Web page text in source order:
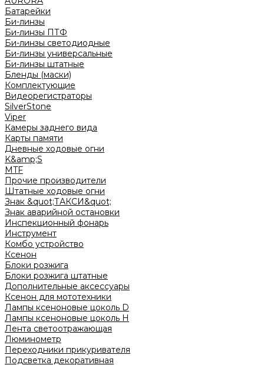
Батарейки
Би-линзы
Би-линзы ПТФ
Би-линзы светодиодные
Би-линзы универсальные
Би-линзы штатные
Бленды (маски)
Комплектующие
Видеорегистраторы
SilverStone
Viper
Камеры заднего вида
Карты памяти
Дневные ходовые огни
K&amp;S
MTF
Прочие производители
Штатные ходовые огни
Знак &quot;ТАКСИ&quot;
Знак аварийной остановки
Инспекционный фонарь
Инструмент
Комбо устройство
Ксенон
Блоки розжига
Блоки розжига штатные
Дополнительные аксессуары
Ксенон для мототехники
Лампы ксеноновые цоколь D
Лампы ксеноновые цоколь H
Лента светоотражающая
Люминометр
Переходники прикуривателя
Подсветка декоративная